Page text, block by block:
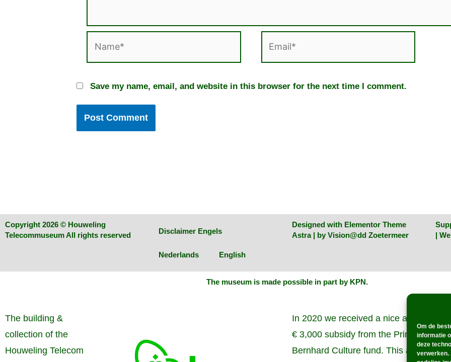
Om de
informatie
deze
verwerken.
Save my name, email, and website in this browser for the next time I comment.
Copyright 2026 © Houweling
Telecommuseum All rights reserved
Disclaimer Engels
Nederlands English
Designed with Elementor Theme
Astra | by Vision@dd Zoetermeer
|
The museum is made possible in part by KPN.
The building &
collection of the
Houweling Telecom
In 2020 we received a nice amount of
€ 3,000 subsidy from the Prince
Bernhard Culture fund. This allowed us